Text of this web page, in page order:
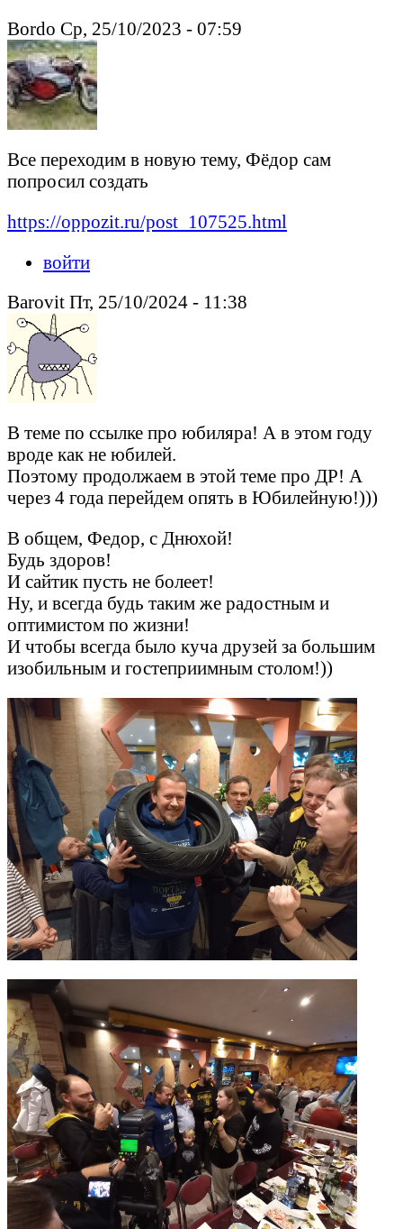
Bordo Ср, 25/10/2023 - 07:59
Все переходим в новую тему, Фёдор сам
попросил создать
https://oppozit.ru/post_107525.html
войти
Barovit Пт, 25/10/2024 - 11:38
В теме по ссылке про юбиляра! А в этом году
вроде как не юбилей.
Поэтому продолжаем в этой теме про ДР! А
через 4 года перейдем опять в Юбилейную!)))
В общем, Федор, с Днюхой!
Будь здоров!
И сайтик пусть не болеет!
Ну, и всегда будь таким же радостным и
оптимистом по жизни!
И чтобы всегда было куча друзей за большим
изобильным и гостеприимным столом!))